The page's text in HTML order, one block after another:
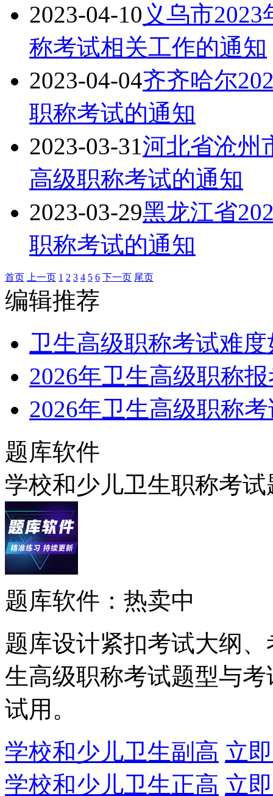
2023-04-10 义乌市
称考试相关工作的通知
2023-04-04齐齐哈尔
职称考试的通知
2023-03-31河北省沧州
高级职称考试的通知
2023-03-29黑龙江省
职称考试的通知
首页 上一页 1 2 3 4 5 6 下一页 尾页
编辑推荐
卫生高级职称考试难
2026年卫生高级职称
2026年卫生高级职称
题库软件
学校和少儿卫生职称考
题库软件：热卖中
题库设计紧扣考试大纲
生高级职称考试题型与
试用。
学校和少儿卫生副高 立
学校和少儿卫生正高 立